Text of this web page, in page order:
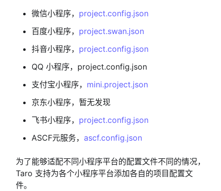
微信小程序， project.config.json
百度小程序， project.swan.json
抖音小程序， project.config.json
QQ 小程序，project.config.json
支付宝小程序， mini.project.json
京东小程序，暂无发现
飞书小程序， project.config.json
ASCF元服务， ascf.config.json
为了能够适配不同小程序平台的配置文件不同的情况，
Taro 支持为各个小程序平台添加各自的项目配置文
件。